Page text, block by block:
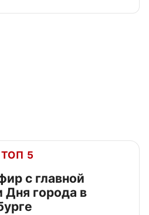
ТОП 5
с главной
города в